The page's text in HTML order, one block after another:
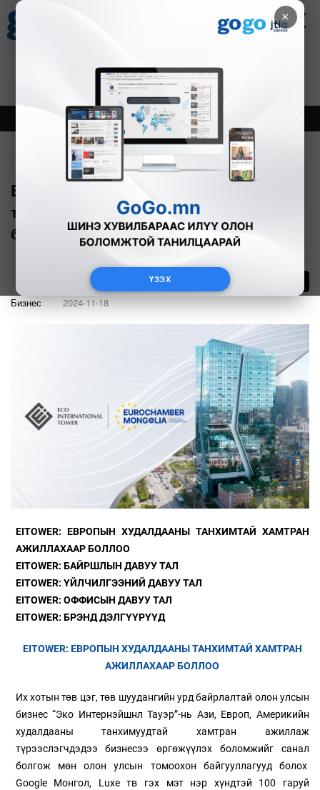
×
ҮЗЭХ
Зурхай
8.08
Онцлох Шинэ
EITOWER-Европын худалдааны
танхимтай хамтран ажиллахаар
боллоо
Бизнес 2024-11-18
EITOWER: ЕВРОПЫН ХУДАЛДААНЫ ТАНХИМТАЙ ХАМТРАН
АЖИЛЛАХААР БОЛЛОО
EITOWER: БАЙРШЛЫН ДАВУУ ТАЛ
EITOWER: ҮЙЛЧИЛГЭЭНИЙ ДАВУУ ТАЛ
EITOWER: ОФФИСЫН ДАВУУ ТАЛ
EITOWER: БРЭНД ДЭЛГҮҮРҮҮД
EITOWER: ЕВРОПЫН ХУДАЛДААНЫ ТАНХИМТАЙ ХАМТРАН
АЖИЛЛАХААР БОЛЛОО
Их хотын төв цэг, төв шуудангийн урд байрлалтай олон улсын
бизнес “Эко Интернэйшнл Тауэр”-нь Ази, Европ, Америкийн
худалдааны танхимуудтай хамтран ажиллаж
түрээслэгчдэдээ бизнесээ өргөжүүлэх боломжийг санал
болгож мөн олон улсын томоохон байгууллагууд болох
Google Монгол, Luxe тв гэх мэт нэр хүндтэй 100 гаруй